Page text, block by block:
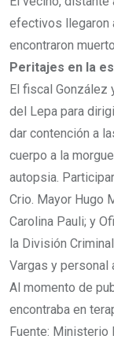
efectivos llegaron
encontraron
Peritajes en la
El fiscal González
del Lepa para
dar contención a
cuerpo a la
autopsia.
Crio. Mayor Hugo
Carolina Pauli; y
la División
Vargas y personal
Al momento de
encontraba en
Fuente: Ministerio